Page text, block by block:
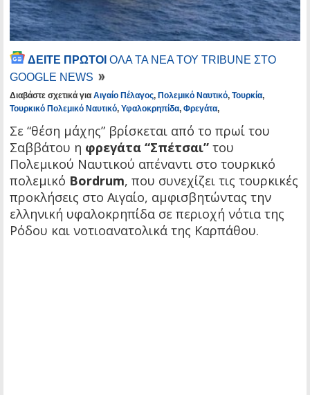
ΔΕΙΤΕ ΠΡΩΤΟΙ ΟΛΑ ΤΑ ΝΕΑ ΤΟΥ TRIBUNE ΣΤΟ
GOOGLE NEWS
Διαβάστε σχετικά για Αιγαίο Πέλαγος, Πολεμικό Ναυτικό, Τουρκία,
Τουρκικό Πολεμικό Ναυτικό, Υφαλοκρηπίδα, Φρεγάτα,
Σε “θέση μάχης” βρίσκεται από το πρωί του
Σαββάτου η φρεγάτα “Σπέτσαι” του
Πολεμικού Ναυτικού απέναντι στο τουρκικό
πολεμικό Bordrum, που συνεχίζει τις τουρκικές
προκλήσεις στο Αιγαίο, αμφισβητώντας την
ελληνική υφαλοκρηπίδα σε περιοχή νότια της
Ρόδου και νοτιοανατολικά της Καρπάθου.